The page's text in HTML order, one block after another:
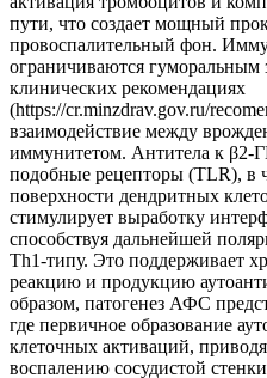
пути, что создает мощный
провоспалительный фон.
ограничиваются гуморальным
клинических рекомендациях
(https://cr.minzdrav.gov.ru/
взаимодействие между
иммунитетом. Антитела к β2-
подобные рецепторы (TLR), в
поверхности дендритных
стимулирует выработку
способствуя дальнейшей
Th1-типу. Это поддерживает
реакцию и продукцию
образом, патогенез АФС
где первичное образование
клеточных активаций,
воспалению сосудистой